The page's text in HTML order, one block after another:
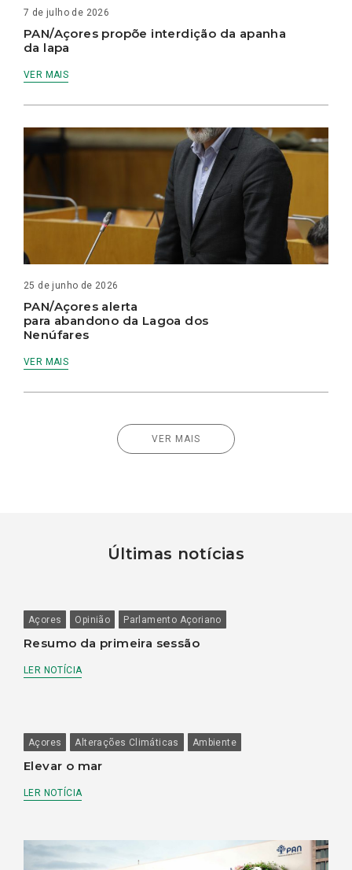
7 de julho de 2026
PAN/Açores propõe interdição da apanha
da lapa
VER MAIS
25 de junho de 2026
PAN/Açores alerta
para abandono da Lagoa dos
Nenúfares
VER MAIS
VER MAIS
Últimas notícias
Açores Opinião Parlamento Açoriano
Resumo da primeira sessão
LER NOTÍCIA
Açores Alterações Climáticas Ambiente
Elevar o mar
LER NOTÍCIA